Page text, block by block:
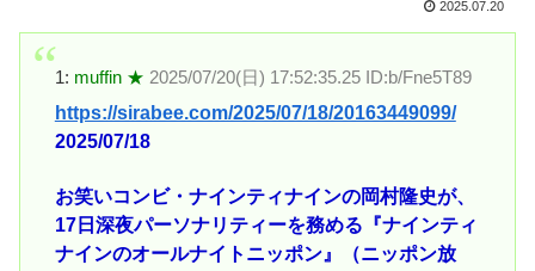
2025.07.20
1: muffin ★ 2025/07/20(日) 17:52:35.25 ID:b/Fne5T89
https://sirabee.com/2025/07/18/20163449099/
2025/07/18
お笑いコンビ・ナインティナインの岡村隆史が、
17日深夜パーソナリティーを務める『ナインティ
ナインのオールナイトニッポン』（ニッポン放